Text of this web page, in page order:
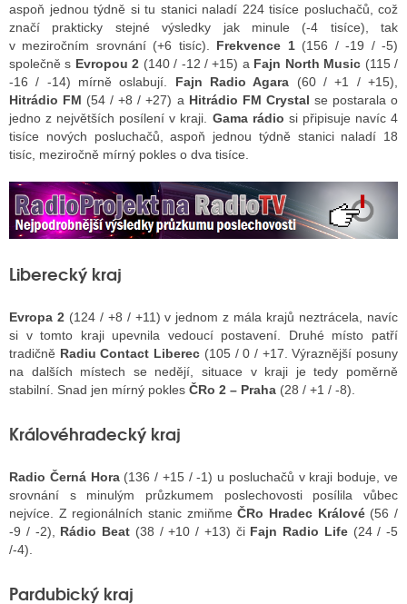
aspoň jednou týdně si tu stanici naladí 224 tisíce posluchačů, což
značí prakticky stejné výsledky jak minule (-4 tisíce), tak
v meziročním srovnání (+6 tisíc). Frekvence 1(156 / -19 / -5)
společně s Evropou 2 (140 / -12 / +15) a Fajn North Music (115 /
-16 / -14) mírně oslabují. Fajn Radio Agara (60 / +1 / +15),
Hitrádio FM (54 / +8 / +27) a Hitrádio FM Crystal se postarala o
jedno z největších posílení v kraji. Gama rádio si připisuje navíc 4
tisíce nových posluchačů, aspoň jednou týdně stanici naladí 18
tisíc, meziročně mírný pokles o dva tisíce.
Liberecký kraj
Evropa 2(124 / +8 / +11) v jednom z mála krajů neztrácela, navíc
si v tomto kraji upevnila vedoucí postavení. Druhé místo patří
tradičně Radiu Contact Liberec (105 / 0 / +17. Výraznější posuny
na dalších místech se nedějí, situace v kraji je tedy poměrně
stabilní. Snad jen mírný pokles ČRo 2 – Praha (28 / +1 / -8).
Královéhradecký kraj
Radio Černá Hora(136 / +15 / -1) u posluchačů v kraji boduje, ve
srovnání s minulým průzkumem poslechovosti posílila vůbec
nejvíce. Z regionálních stanic zmiňmeČRo Hradec Králové(56 /
-9 / -2), Rádio Beat (38 / +10 / +13) či Fajn Radio Life(24 / -5
/-4).
Pardubický kraj